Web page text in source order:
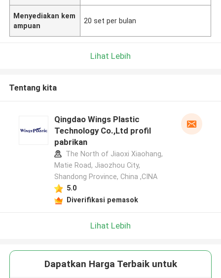
Menyediakan kem
ampuan
20 set per bulan
Lihat Lebih
Tentang kita
Qingdao Wings Plastic
Technology Co.,Ltd profil
pabrikan
The North of Jiaoxi Xiaohang,
Matie Road, Jiaozhou City,
Shandong Province, China ,CINA
5.0
Diverifikasi pemasok
Lihat Lebih
Dapatkan Harga Terbaik untuk